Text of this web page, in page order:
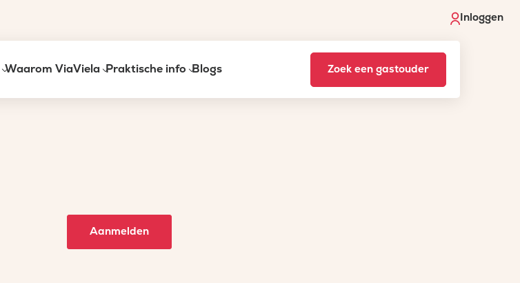
Inloggen
Waarom ViaViela Praktische info Blogs Zoek een gastouder
Aanmelden